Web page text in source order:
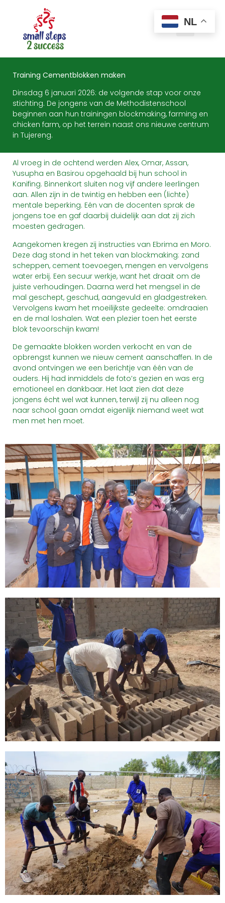
Training Cementblokken maken
Dinsdag 6 januari 2026: de volgende stap voor onze
stichting. De jongens van de Methodistenschool
beginnen aan hun trainingen blockmaking, farming en
chicken farm, op het terrein naast ons nieuwe centrum
in Tujereng.
Al vroeg in de ochtend werden Alex, Omar, Assan,
Yusupha en Basirou opgehaald bij hun school in
Kanifing. Binnenkort sluiten nog vijf andere leerlingen
aan. Allen zijn in de twintig en hebben een (lichte)
mentale beperking. Eén van de docenten sprak de
jongens toe en gaf daarbij duidelijk aan dat zij zich
moesten gedragen.
Aangekomen kregen zij instructies van Ebrima en Moro.
Deze dag stond in het teken van blockmaking: zand
scheppen, cement toevoegen, mengen en vervolgens
water erbij. Een secuur werkje, want het draait om de
juiste verhoudingen. Daarna werd het mengsel in de
mal geschept, geschud, aangevuld en gladgestreken.
Vervolgens kwam het moeilijkste gedeelte: omdraaien
en de mal loshalen. Wat een plezier toen het eerste
blok tevoorschijn kwam!
De gemaakte blokken worden verkocht en van de
opbrengst kunnen we nieuw cement aanschaffen. In de
avond ontvingen we een berichtje van één van de
ouders. Hij had inmiddels de foto’s gezien en was erg
emotioneel en dankbaar. Het laat zien dat deze
jongens écht wel wat kunnen, terwijl zij nu alleen nog
naar school gaan omdat eigenlijk niemand weet wat
men met hen moet.
NL